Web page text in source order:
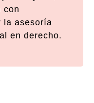
con
la asesoría
en derecho.